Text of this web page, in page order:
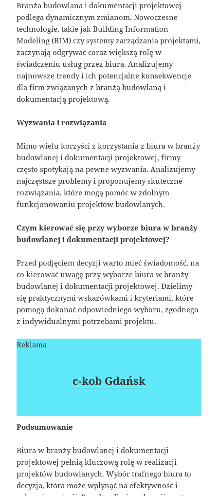
Branża budowlana i dokumentacji projektowej
podlega dynamicznym zmianom. Nowoczesne
technologie, takie jak Building Information
Modeling (BIM) czy systemy zarządzania projektami,
zaczynają odgrywać coraz większą rolę w
świadczeniu usług przez biura. Analizujemy
najnowsze trendy i ich potencjalne konsekwencje
dla firm związanych z branżą budowlaną i
dokumentacją projektową.
Wyzwania i rozwiązania
Mimo wielu korzyści z korzystania z biura w branży
budowlanej i dokumentacji projektowej, firmy
często spotykają na pewne wyzwania. Analizujemy
najczęstsze problemy i proponujemy skuteczne
rozwiązania, które mogą pomóc w zdolnym
funkcjonowaniu projektów budowlanych.
Czym kierować się przy wyborze biura w branży
budowlanej i dokumentacji projektowej?
Przed podjęciem decyzji warto mieć świadomość, na
co kierować uwagę przy wyborze biura w branży
budowlanej i dokumentacji projektowej. Dzielimy
się praktycznymi wskazówkami i kryteriami, które
pomogą dokonać odpowiedniego wyboru, zgodnego
z indywidualnymi potrzebami projektu.
Reklama
c-kob Gdańsk
Podsumowanie
Biura w branży budowlanej i dokumentacji
projektowej pełnią kluczową rolę w realizacji
projektów budowlanych. Wybór trafnego biura to
decyzja, która może wpłynąć na efektywność i